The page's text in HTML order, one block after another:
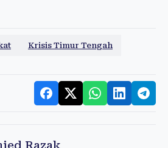
Krisis Timur Tengah
Razak